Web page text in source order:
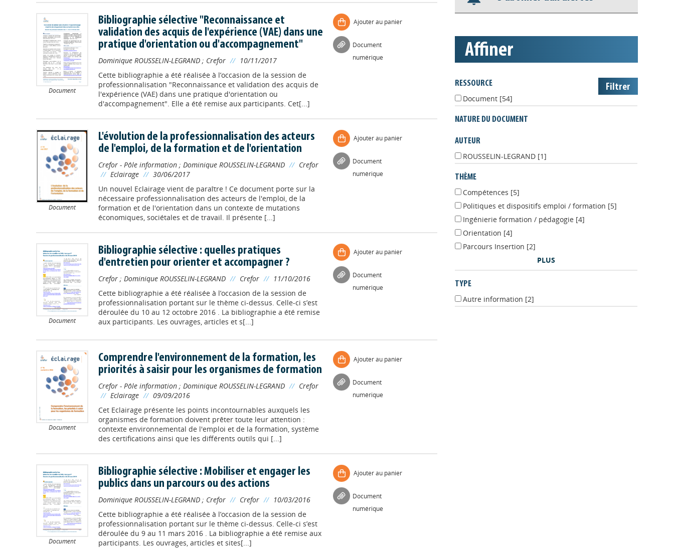
Document
Bibliographie sélective "Reconnaissance et
validation des acquis de l'expérience (VAE) dans une
pratique d'orientation ou d'accompagnement"
Dominique ROUSSELIN-LEGRAND; Crefor // 10/11/2017
Cette bibliographie a été réalisée à l’occasion de la session de
professionnalisation "Reconnaissance et validation des acquis de
l'expérience (VAE) dans une pratique d'orientation ou
d'accompagnement". Elle a été remise aux participants. Cet[...]
Ajouter au panier
Document
numérique
Document
L'évolution de la professionnalisation des acteurs
de l'emploi, de la formation et de l'orientation
Crefor - Pôle information; Dominique ROUSSELIN-LEGRAND // Crefor
// Eclairage // 30/06/2017
Un nouvel Eclairage vient de paraître ! Ce document porte sur la
nécessaire professionnalisation des acteurs de l'emploi, de la
formation et de l'orientation dans un contexte de mutations
économiques, sociétales et de travail. Il présente [...]
Ajouter au panier
Document
numérique
Document
Bibliographie sélective : quelles pratiques
d'entretien pour orienter et accompagner ?
Crefor; Dominique ROUSSELIN-LEGRAND // Crefor // 11/10/2016
Cette bibliographie a été réalisée à l’occasion de la session de
professionnalisation portant sur le thème ci-dessus. Celle-ci s’est
déroulée du 10 au 12 octobre 2016 . La bibliographie a été remise
aux participants. Les ouvrages, articles et s[...]
Ajouter au panier
Document
numérique
Document
Comprendre l'environnement de la formation, les
priorités à saisir pour les organismes de formation
Crefor - Pôle information; Dominique ROUSSELIN-LEGRAND // Crefor
// Eclairage // 09/09/2016
Cet Eclairage présente les points incontournables auxquels les
organismes de formation doivent prêter toute leur attention :
contexte environnemental de l'emploi et de la formation, système
des certifications ainsi que les différents outils qui [...]
Ajouter au panier
Document
numérique
Document
Bibliographie sélective : Mobiliser et engager les
publics dans un parcours ou des actions
Dominique ROUSSELIN-LEGRAND; Crefor // Crefor // 10/03/2016
Cette bibliographie a été réalisée à l’occasion de la session de
professionnalisation portant sur le thème ci-dessus. Celle-ci s’est
déroulée du 9 au 11 mars 2016 . La bibliographie a été remise aux
participants. Les ouvrages, articles et sites[...]
Ajouter au panier
Document
numérique
affiner
Document[54]
ROUSSELIN-LEGRAND[1]
Compétences
Politiques et dispositifs emploi / formation
PLUS
Autre information[2]